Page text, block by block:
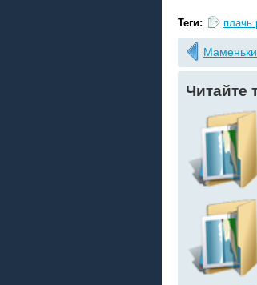
Теги:
плачь
Читайте